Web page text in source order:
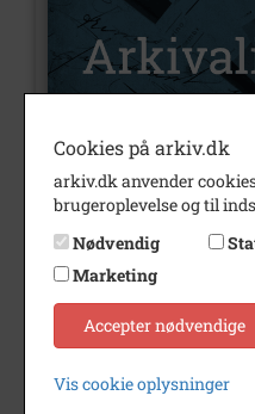
Nummer
Type
Arkivskaber
Beskrivelse
Cookies på arkiv.dk
arkiv.dk anvender
brugeroplevelse og til
Nødvendig
Marketing
Accepter nødvendige
Vis cookie oplysninger